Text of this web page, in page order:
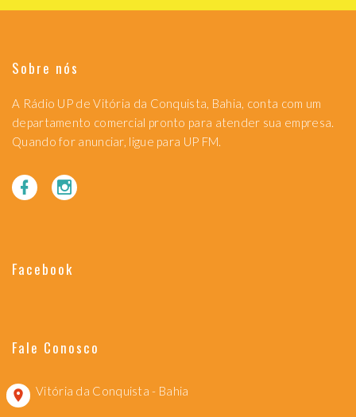
Sobre nós
A Rádio UP de Vitória da Conquista, Bahia, conta com um
departamento comercial pronto para atender sua empresa.
Quando for anunciar, ligue para UP FM.
Facebook
Fale Conosco
Vitória da Conquista - Bahia